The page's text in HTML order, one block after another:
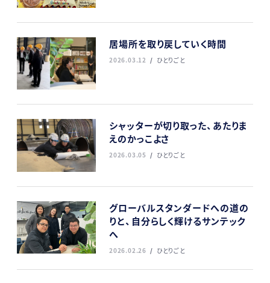
居場所を取り戻していく時間
2026.03.12 ひとりごと
シャッターが切り取った、あたりま
えのかっこよさ
2026.03.05 ひとりごと
グローバルスタンダードへの道の
りと、自分らしく輝けるサンテック
へ
2026.02.26 ひとりごと